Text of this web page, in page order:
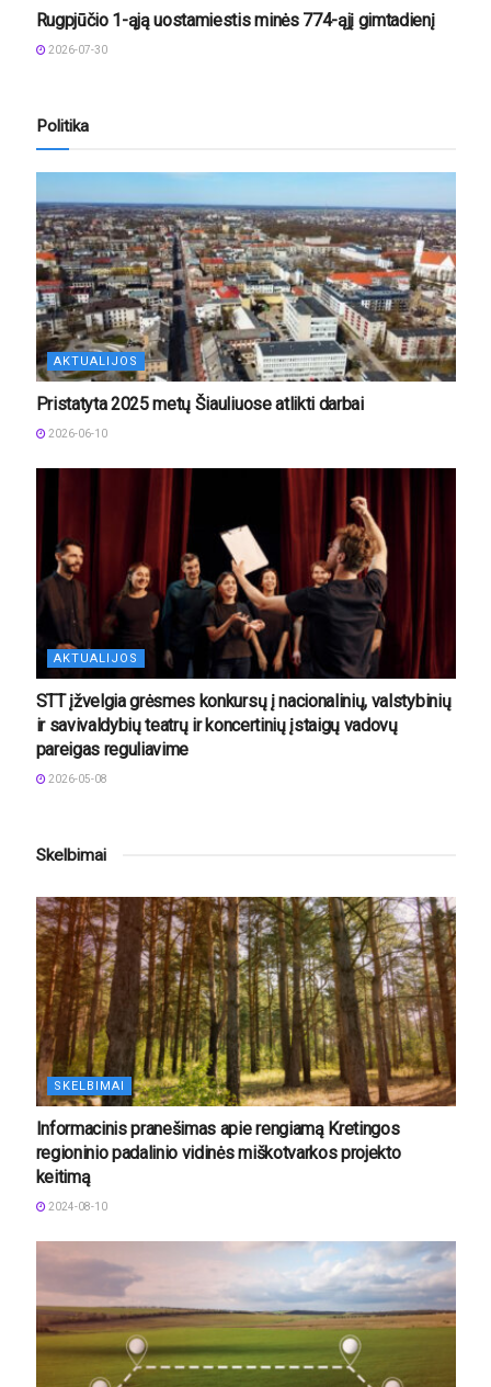
Rugpjūčio 1-ąją uostamiestis minės 774-ąjį gimtadienį
2026-07-30
Politika
AKTUALIJOS
Pristatyta 2025 metų Šiauliuose atlikti darbai
2026-06-10
AKTUALIJOS
STT įžvelgia grėsmes konkursų į nacionalinių, valstybinių
ir savivaldybių teatrų ir koncertinių įstaigų vadovų
pareigas reguliavime
2026-05-08
Skelbimai
SKELBIMAI
Informacinis pranešimas apie rengiamą Kretingos
regioninio padalinio vidinės miškotvarkos projekto
keitimą
2024-08-10